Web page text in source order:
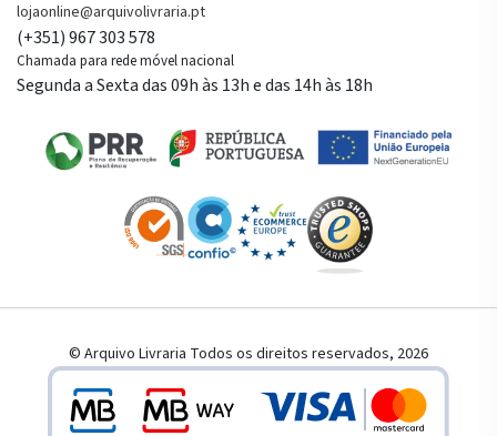
lojaonline@arquivolivraria.pt
(+351) 967 303 578
Chamada para rede móvel nacional
Segunda a Sexta das 09h às 13h e das 14h às 18h
© Arquivo Livraria Todos os direitos reservados, 2026